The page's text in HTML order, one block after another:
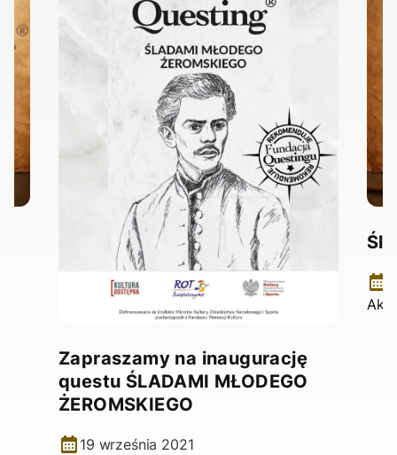
Zapraszamy na inaugurację
questu ŚLADAMI MŁODEGO
ŻEROMSKIEGO
19 września 2021